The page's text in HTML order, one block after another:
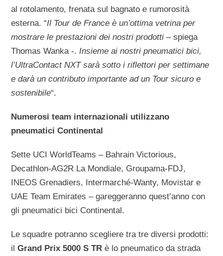
al rotolamento, frenata sul bagnato e rumorosità
esterna. “Il Tour de France è un’ottima vetrina per
mostrare le prestazioni dei nostri prodotti – spiega
Thomas Wanka -.Insieme ai nostri pneumatici bici,
l’UltraContact NXT sarà sotto i riflettori per settimane
e darà un contributo importante ad un Tour sicuro e
sostenibile“.
Numerosi team internazionali utilizzano
pneumatici Continental
Sette UCI WorldTeams – Bahrain Victorious,
Decathlon-AG2R La Mondiale, Groupama-FDJ,
INEOS Grenadiers, Intermarché-Wanty, Movistar e
UAE Team Emirates – gareggeranno quest’anno con
gli pneumatici bici Continental.
Le squadre potranno scegliere tra tre diversi prodotti:
ilGrand Prix 5000 S TR è lo pneumatico da strada